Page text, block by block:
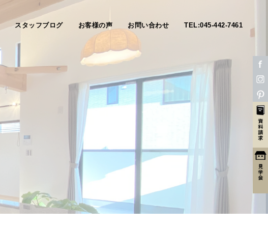
スタッフブログ お客様の声 お問い合わせ TEL:045-442-7461